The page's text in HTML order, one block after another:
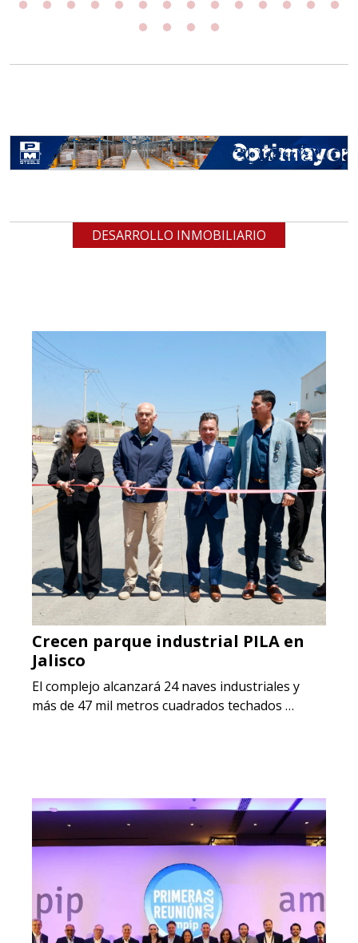
DESARROLLO INMOBILIARIO
Crecen parque industrial PILA en
Jalisco
El complejo alcanzará 24 naves industriales y
más de 47 mil metros cuadrados techados …